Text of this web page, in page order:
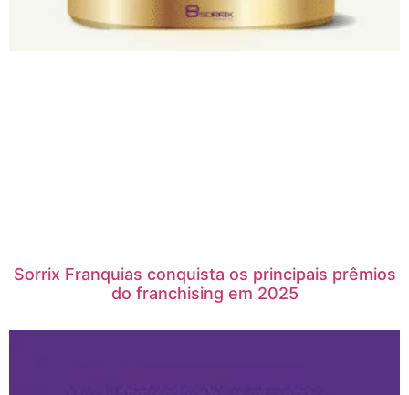
Sorrix Franquias conquista os principais prêmios
do franchising em 2025